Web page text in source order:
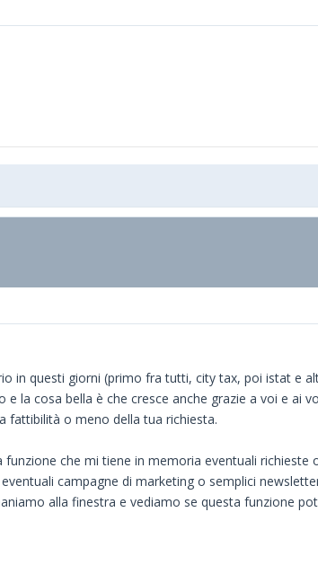
in questi giorni (primo fra tutti, city tax, poi istat e
la cosa bella è che cresce anche grazie a voi e ai
fattibilità o meno della tua richiesta.
che mi tiene in memoria eventuali
campagne di marketing o semplici
alla finestra e vediamo se questa funzione